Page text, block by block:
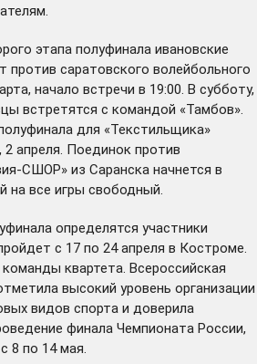
этапа полуфинала ивановские
против саратовского волейбольного
начало встречи в 19:00. В субботу,
встретятся с командой «Тамбов».
для «Текстильщика»
2 апреля. Поединок против
СШОР» из Саранска начнется в
на все игры свободный.
определятся участники
с 17 по 24 апреля в Костроме.
квартета. Всероссийская
высокий уровень организации
видов спорта и доверила
финала Чемпионата России,
8 по 14 мая.